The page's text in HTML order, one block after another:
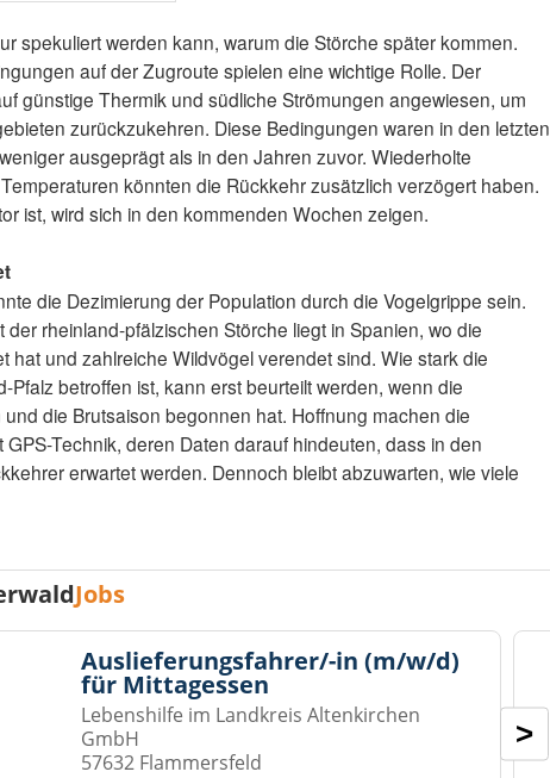
spekuliert werden kann, warum die Störche später kommen.
auf der Zugroute spielen eine wichtige Rolle. Der
günstige Thermik und südliche Strömungen angewiesen, um
zurückzukehren. Diese Bedingungen waren in den letzten
ausgeprägt als in den Jahren zuvor. Wiederholte
könnten die Rückkehr zusätzlich verzögert haben.
ist, wird sich in den kommenden Wochen zeigen.
die Dezimierung der Population durch die Vogelgrippe sein.
rheinland-pfälzischen Störche liegt in Spanien, wo die
hat und zahlreiche Wildvögel verendet sind. Wie stark die
Pfalz betroffen ist, kann erst beurteilt werden, wenn die
die Brutsaison begonnen hat. Hoffnung machen die
Technik, deren Daten darauf hindeuten, dass in den
erwartet werden. Dennoch bleibt abzuwarten, wie viele
Jobs
Auslieferungsfahrer/-in (m/w/d)
für Mittagessen
Lebenshilfe im Landkreis Altenkirchen
GmbH
57632 Flammersfeld
>